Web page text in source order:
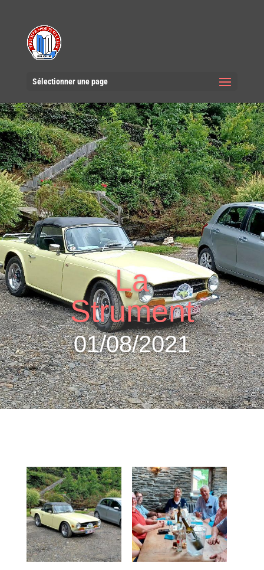
Sélectionner une page
La
Strument
01/08/2021